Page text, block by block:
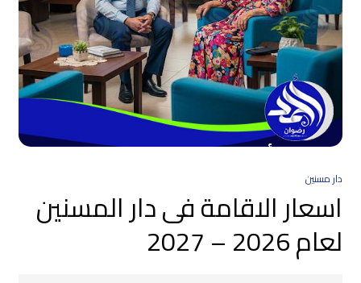
دار مسنين
اسعار الاقامة فى دار المسنين
لعام 2026 – 2027